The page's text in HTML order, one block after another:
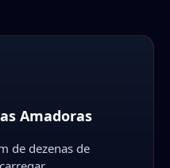
Amadoras
de dezenas de